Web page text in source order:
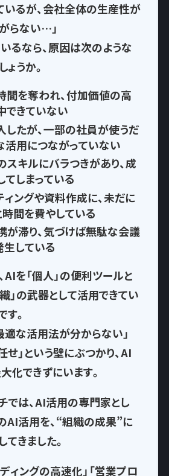
いるが、会社全体の生産性が
らない…」
るなら、原因は次のような
うか。
間を奪われ、付加価値の高
できていない
たが、一部の社員が使うだ
活用につながっていない
キルにバラつきがあり、成
てしまっている
ングや資料作成に、未だに
間を費やしている
滞り、気づけば無駄な会議
生している
AIを「個人」の便利ツールと
織」の武器として活用できてい
す。
適な活用法が分からない」
せ」という壁にぶつかり、AI
化できずにいます。
では、AI活用の専門家とし
AI活用を、“組織の成果”に
てきました。
ィングの高速化」「営業プロ